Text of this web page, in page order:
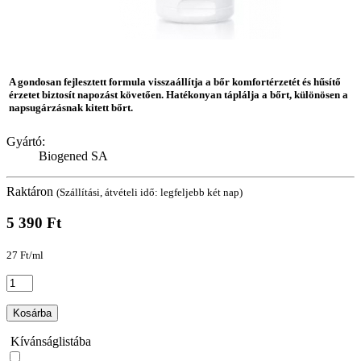
A gondosan fejlesztett formula visszaállítja a bőr komfortérzetét és hűsítő
érzetet biztosít napozást követően. Hatékonyan táplálja a bőrt, különösen a
napsugárzásnak kitett bőrt.
Gyártó:
Biogened SA
Raktáron (Szállítási, átvételi idő: legfeljebb két nap)
5 390 Ft
27 Ft/ml
Kosárba
Kívánságlistába